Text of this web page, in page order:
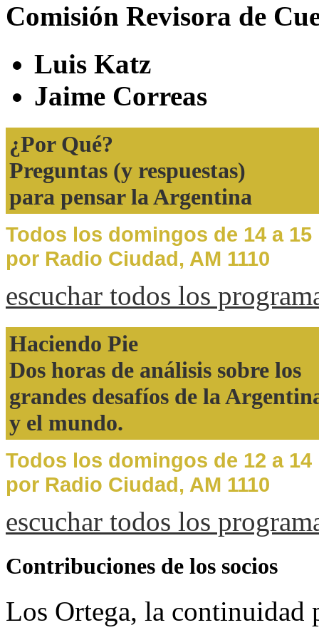
Comisión Revisora de
Luis Katz
Jaime Correas
¿Por Qué?
Preguntas (y respuestas)
para pensar la Argentina
Todos los domingos de 14 a 15
por Radio Ciudad, AM 1110
escuchar todos los
Haciendo Pie
Dos horas de análisis sobre los
grandes desafíos de la
y el mundo.
Todos los domingos de 12 a 14
por Radio Ciudad, AM 1110
escuchar todos los
Contribuciones de los socios
Los Ortega, la continuidad